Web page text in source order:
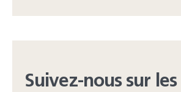
Suivez-nous sur les